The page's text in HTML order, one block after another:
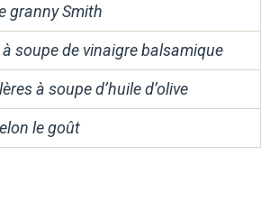
granny Smith
à soupe de vinaigre balsamique
à soupe d’huile d’olive
le goût